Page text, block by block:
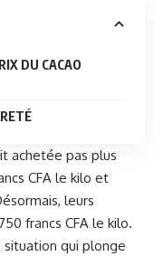
DU CACAO
achetée pas plus
CFA le kilo et
leurs
francs CFA le kilo.
situation qui plonge